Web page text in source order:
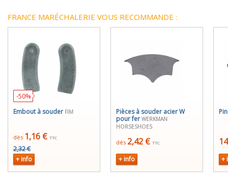
FRANCE MARÉCHALERIE VOUS RECOMMANDE :
-50%
Embout à souder FIM
dès 1,16 € TTC
2,32 €
+ info
Pièces à souder acier W
pour fer WERKMAN
HORSESHOES
dès 2,42 € TTC
+ info +